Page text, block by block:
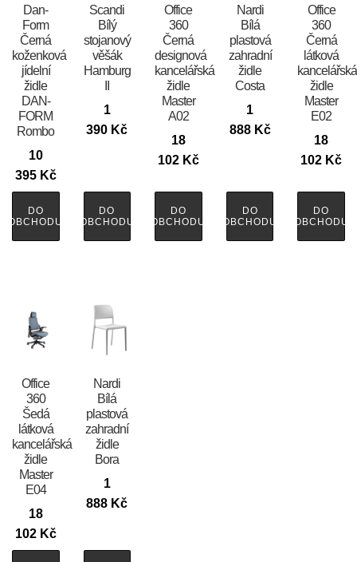
​​​​​Dan-
Form
Černá
koženková
jídelní
židle
DAN-
FORM
Rombo
10
395 Kč
DO
OBCHODU
Scandi
Bílý
stojanový
věšák
Hamburg
1
390 Kč
DO
OBCHODU
Office
360
Černá
designová
kancelářská
židle
Master
A02
18
102 Kč
DO
OBCHODU
Nardi
Bílá
plastová
zahradní
židle
Costa
1
888 Kč
DO
OBCHODU
Office
360
Černá
látková
kancelářská
židle
Master
E02
18
102 Kč
DO
OBCHODU
Office
360
Šedá
látková
kancelářská
židle
Master
E04
18
102 Kč
Nardi
Bílá
plastová
zahradní
židle
Bora
1
888 Kč